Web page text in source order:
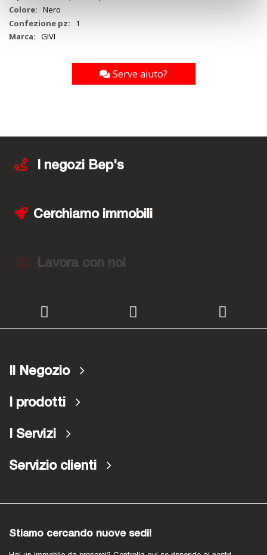
Nero
1
GIVI
Serve aiuto?
I negozi Bep's
Cerchiamo immobili
Lavora con noi
Il Negozio
I prodotti
I Servizi
Servizio clienti
Stiamo cercando nuove sedi!